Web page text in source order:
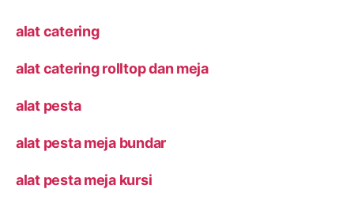
alat catering
alat catering rolltop dan meja
alat pesta
alat pesta meja bundar
alat pesta meja kursi